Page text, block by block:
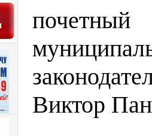
Виктор